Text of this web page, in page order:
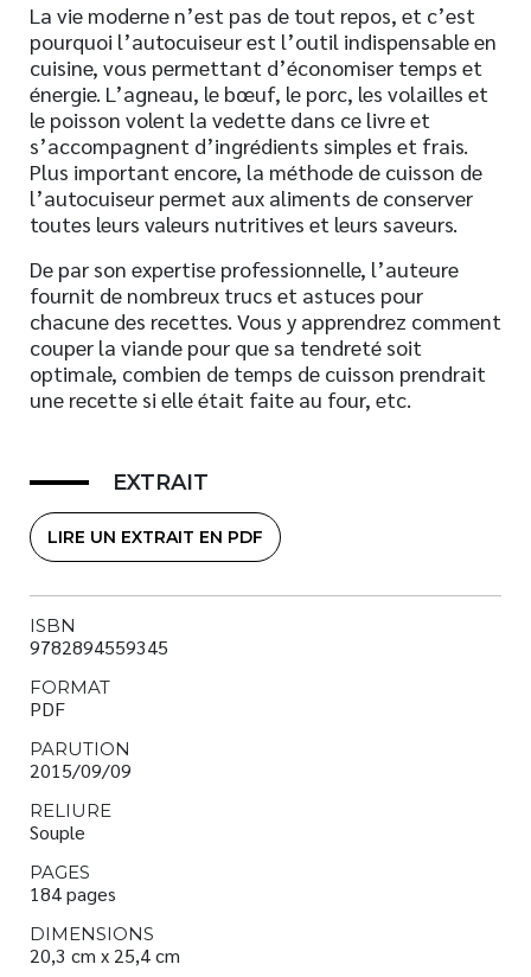
La vie moderne n’est pas de tout repos, et c’est
pourquoi l’autocuiseur est l’outil indispensable en
cuisine, vous permettant d’économiser temps et
énergie. L’agneau, le bœuf, le porc, les volailles et
le poisson volent la vedette dans ce livre et
s’accompagnent d’ingrédients simples et frais.
Plus important encore, la méthode de cuisson de
l’autocuiseur permet aux aliments de conserver
toutes leurs valeurs nutritives et leurs saveurs.
De par son expertise professionnelle, l’auteure
fournit de nombreux trucs et astuces pour
chacune des recettes. Vous y apprendrez comment
couper la viande pour que sa tendreté soit
optimale, combien de temps de cuisson prendrait
une recette si elle était faite au four, etc.
EXTRAIT
LIRE UN EXTRAIT EN PDF
ISBN
9782894559345
FORMAT
PDF
PARUTION
2015/09/09
RELIURE
Souple
PAGES
184 pages
DIMENSIONS
20,3 cm x 25,4 cm